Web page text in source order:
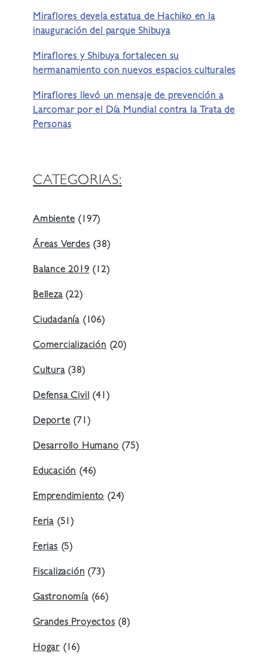
Miraflores devela estatua de Hachiko en la
inauguración del parque Shibuya
Miraflores y Shibuya fortalecen su
hermanamiento con nuevos espacios culturales
Miraflores llevó un mensaje de prevención a
Larcomar por el Día Mundial contra la Trata de
Personas
CATEGORIAS:
Ambiente(197)
Áreas Verdes(38)
Balance 2019(12)
Belleza(22)
Ciudadanía (106)
Comercialización(20)
Cultura(38)
Defensa Civil(41)
Deporte(71)
Desarrollo Humano(75)
Educación(46)
Emprendimiento(24)
Feria (51)
Ferias(5)
Fiscalización(73)
Gastronomía(66)
Grandes Proyectos(8)
Hogar (16)